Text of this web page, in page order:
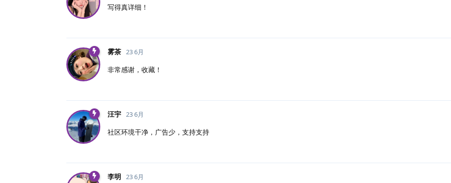
写得真详细！
雾茶 23 6月
非常感谢，收藏！
汪宇 23 6月
社区环境干净，广告少，支持支持
李明 23 6月